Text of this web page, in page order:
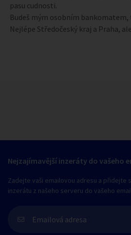
pasu cudnosti.
Budeš mým osobním
Nejlépe Středočeský kraj a Praha,
Nejzajímavější inzeráty do vašeho
Zadejte vaši emailovou adresu a přidejte
inzerátu z našeho serveru do vašeho